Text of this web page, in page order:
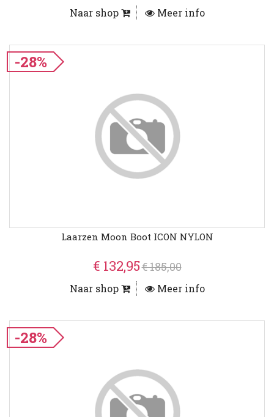
Naar shop Meer info
-28%
Laarzen Moon Boot ICON NYLON
€ 132,95€ 185,00
Naar shop Meer info
-28%